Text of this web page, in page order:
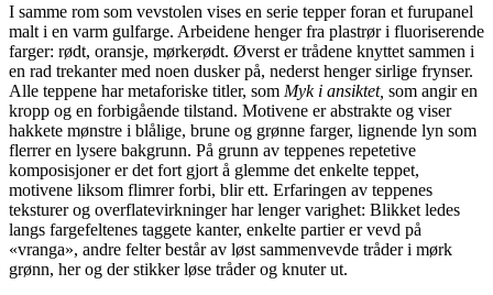
I samme rom som vevstolen vises en serie tepper foran et furupanel
malt i en varm gulfarge. Arbeidene henger fra plastrør i fluoriserende
farger: rødt, oransje, mørkerødt. Øverst er trådene knyttet sammen i
en rad trekanter med noen dusker på, nederst henger sirlige frynser.
Alle teppene har metaforiske titler, som Myk i ansiktet, som angir en
kropp og en forbigående tilstand. Motivene er abstrakte og viser
hakkete mønstre i blålige, brune og grønne farger, lignende lyn som
flerrer en lysere bakgrunn. På grunn av teppenes repetetive
komposisjoner er det fort gjort å glemme det enkelte teppet,
motivene liksom flimrer forbi, blir ett. Erfaringen av teppenes
teksturer og overflatevirkninger har lenger varighet: Blikket ledes
langs fargefeltenes taggete kanter, enkelte partier er vevd på
«vranga», andre felter består av løst sammenvevde tråder i mørk
grønn, her og der stikker løse tråder og knuter ut.